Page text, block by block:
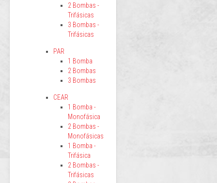
2 Bombas -
Trifásicas
3 Bombas -
Trifásicas
PAR
1 Bomba
2 Bombas
3 Bombas
CEAR
1 Bomba -
Monofásica
2 Bombas -
Monofásicas
1 Bomba -
Trifásica
2 Bombas -
Trifásicas